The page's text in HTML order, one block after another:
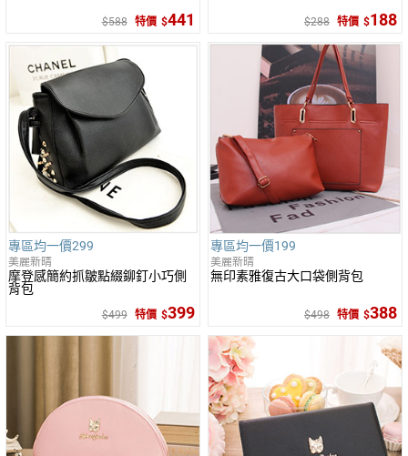
588 特價 441 288 特價 188
專區均一價299
美麗新晴
摩登感簡約抓皺點綴鉚釘小巧側
背包
499 特價 399
專區均一價199
美麗新晴
無印素雅復古大口袋側背包
498 特價 388